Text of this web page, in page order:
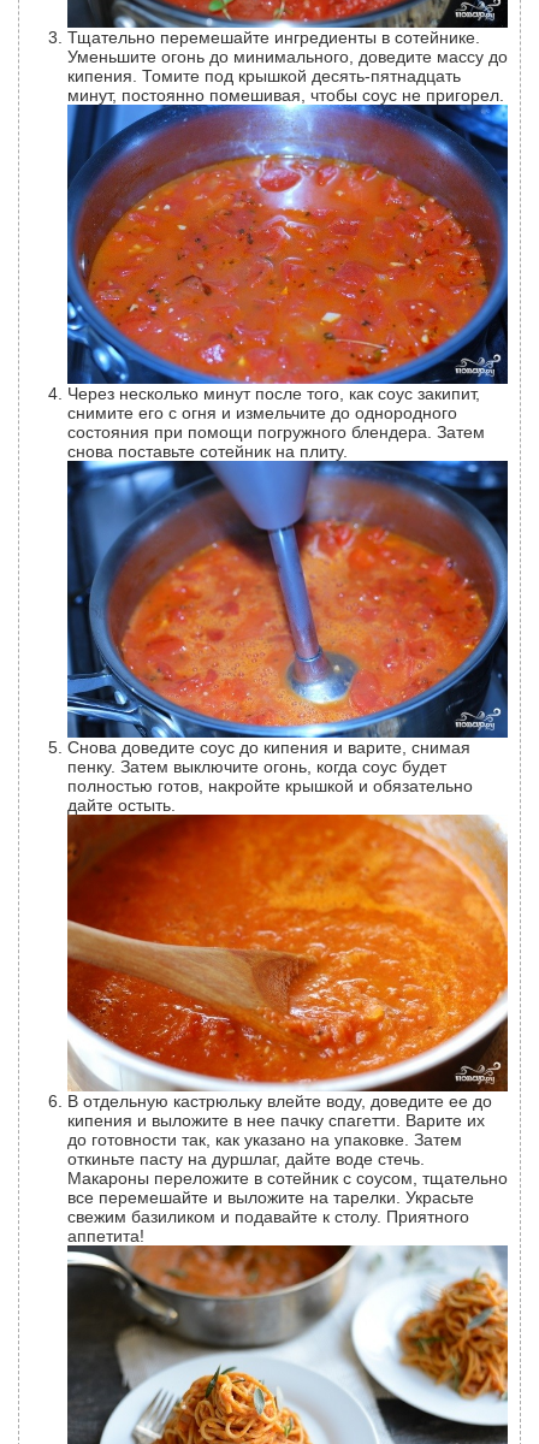
Тщательно перемешайте ингредиенты в сотейнике.
Уменьшите огонь до минимального, доведите массу до
кипения. Томите под крышкой десять-пятнадцать
минут, постоянно помешивая, чтобы соус не пригорел.
Через несколько минут после того, как соус закипит,
снимите его с огня и измельчите до однородного
состояния при помощи погружного блендера. Затем
снова поставьте сотейник на плиту.
Снова доведите соус до кипения и варите, снимая
пенку. Затем выключите огонь, когда соус будет
полностью готов, накройте крышкой и обязательно
дайте остыть.
В отдельную кастрюльку влейте воду, доведите ее до
кипения и выложите в нее пачку спагетти. Варите их
до готовности так, как указано на упаковке. Затем
откиньте пасту на дуршлаг, дайте воде стечь.
Макароны переложите в сотейник с соусом, тщательно
все перемешайте и выложите на тарелки. Украсьте
свежим базиликом и подавайте к столу. Приятного
аппетита!